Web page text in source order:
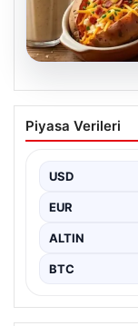
Tartıdaki
Sağlıklı ve
rahatsızlık
açısından…
Piyasa Verileri
USD
EUR
ALTIN
BTC